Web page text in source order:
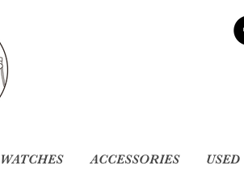
WATCHES ACCESSORIES USED